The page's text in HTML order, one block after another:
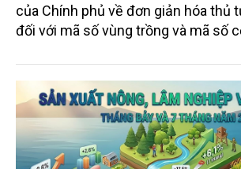
của Chính phủ về đơn giản hóa thủ
đối với mã số vùng trồng và mã số